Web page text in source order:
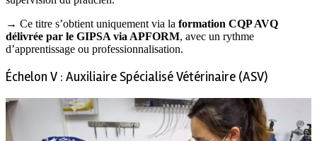
→ Ce titre s’obtient uniquement via la formation CQP AVQ
délivrée par le GIPSA via APFORM, avec un rythme
d’apprentissage ou professionnalisation.
Échelon V : Auxiliaire Spécialisé Vétérinaire (ASV)